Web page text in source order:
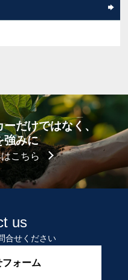
ーだけではなく、
強みに
こちら
us
合せください
ォーム